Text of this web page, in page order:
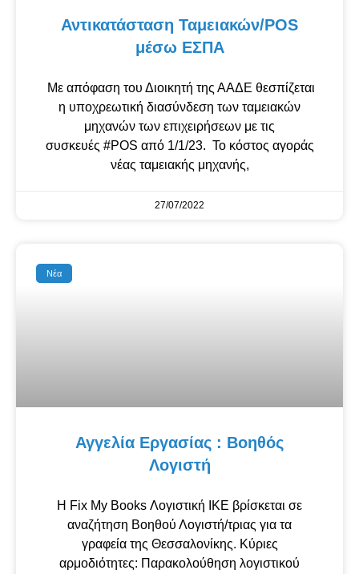
Αντικατάσταση Ταμειακών/POS
μέσω ΕΣΠΑ
Με απόφαση του Διοικητή της ΑΑΔΕ θεσπίζεται
η υποχρεωτική διασύνδεση των ταμειακών
μηχανών των επιχειρήσεων με τις
συσκευές #POS από 1/1/23. Το κόστος αγοράς
νέας ταμειακής μηχανής,
27/07/2022
Νέα
Αγγελία Εργασίας : Βοηθός
Λογιστή
Η Fix My Books Λογιστική ΙΚΕ βρίσκεται σε
αναζήτηση Βοηθού Λογιστή/τριας για τα
γραφεία της Θεσσαλονίκης. Κύριες
αρμοδιότητες: Παρακολούθηση λογιστικού